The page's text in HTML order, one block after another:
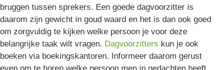
bruggen tussen sprekers. Een goede dagvoorzitter is
daarom zijn gewicht in goud waard en het is dan ook goed
om zorgvuldig te kijken welke persoon je voor deze
belangrijke taak wilt vragen. Dagvoorzitters kun je ook
boeken via boekingskantoren. Informeer daarom gerust